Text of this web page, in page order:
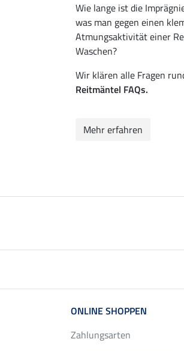
Wie lange ist die
was man gegen einen
Atmungsaktivität einer
Waschen?
Wir klären alle Fragen
Reitmäntel FAQs.
Mehr erfahren
ONLINE SHOPPEN
Zahlungsarten